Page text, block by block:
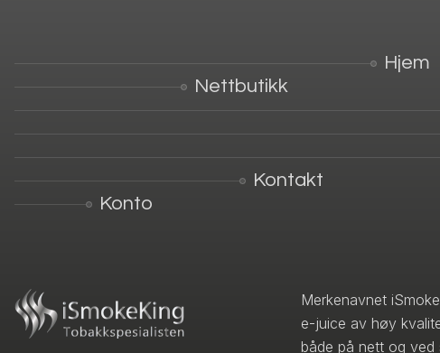
Hjem
Nettbutikk
Kontakt
Konto
Merkenavnet
e-juice av høy
både på nett og ved